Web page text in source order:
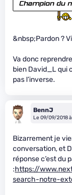
&nbsp;Pardon ?
Va donc
bien David_L qui
pas l’inverse.
BennJ
Le 09/09/2018
Bizarrement je
conversation, et
réponse c’est du
:https://
search-notre-